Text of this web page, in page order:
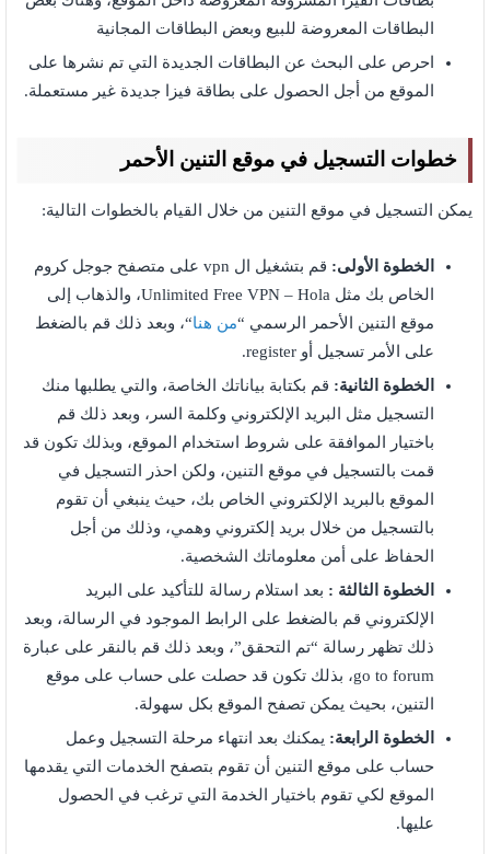
البطاقات المعروضة للبيع وبعض البطاقات المجانية
احرص على البحث عن البطاقات الجديدة التي تم نشرها على
الموقع من أجل الحصول على بطاقة فيزا جديدة غير مستعملة.
خطوات التسجيل في موقع التنين الأحمر
يمكن التسجيل في موقع التنين من خلال القيام بالخطوات التالية:
الخطوة الأولى:
قم بتشغيل ال vpn على متصفح جوجل كروم
الخاص بك مثل Unlimited Free VPN – Hola، والذهاب إلى
موقع التنين الأحمر الرسمي “من هنا“، وبعد ذلك قم بالضغط
على الأمر تسجيل أو register.
الخطوة الثانية: قم بكتابة بياناتك الخاصة، والتي يطلبها منك
التسجيل مثل البريد الإلكتروني وكلمة السر، وبعد ذلك قم
باختيار الموافقة على شروط استخدام الموقع، وبذلك تكون قد
قمت بالتسجيل في موقع التنين، ولكن احذر التسجيل في
الموقع بالبريد الإلكتروني الخاص بك، حيث ينبغي أن تقوم
بالتسجيل من خلال بريد إلكتروني وهمي، وذلك من أجل
الحفاظ على أمن معلوماتك الشخصية.
الخطوة الثالثة : بعد استلام رسالة للتأكيد على البريد
الإلكتروني قم بالضغط على الرابط الموجود في الرسالة، وبعد
ذلك تظهر رسالة “تم التحقق”، وبعد ذلك قم بالنقر على عبارة
go to forum، بذلك تكون قد حصلت على حساب على موقع
التنين، بحيث يمكن تصفح الموقع بكل سهولة.
الخطوة الرابعة: يمكنك بعد انتهاء مرحلة التسجيل وعمل
حساب على موقع التنين أن تقوم بتصفح الخدمات التي يقدمها
الموقع لكي تقوم باختيار الخدمة التي ترغب في الحصول
عليها.